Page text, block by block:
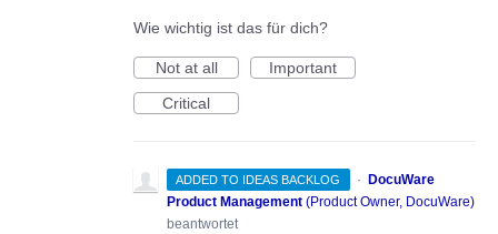
Wie wichtig ist das für dich?
Not at all
Important
Critical
ADDED TO IDEAS BACKLOG ·
DocuWare
Product Management (Product Owner, DocuWare)
beantwortet